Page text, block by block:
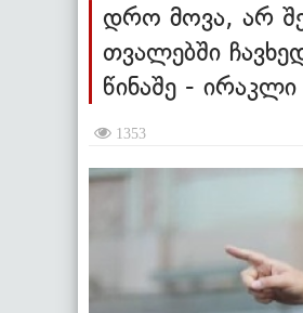
დრო მოვა, არ
თვალებში
წინაშე -
1353